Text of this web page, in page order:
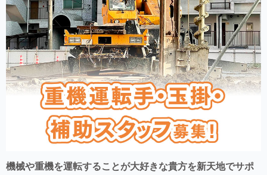
機械や重機を運転することが大好きな貴方を新天地でサポ